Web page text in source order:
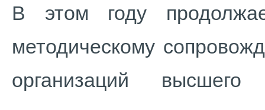
В этом году
методическому
организаций